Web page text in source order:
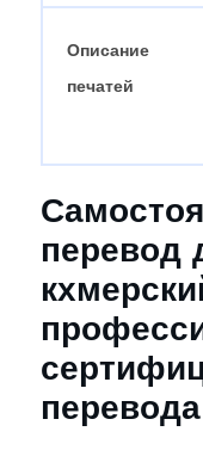
Описание
печатей
перевод
перевода